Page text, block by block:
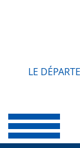
LE